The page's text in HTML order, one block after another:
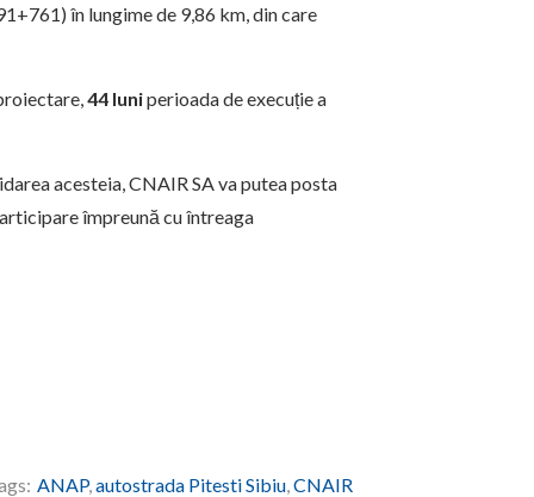
în lungime de 9,86 km, din care
44 luniperioada de execuție a
acesteia, CNAIR SA va putea posta
împreună cu întreaga
ANAP, autostrada Pitesti Sibiu CNAIR